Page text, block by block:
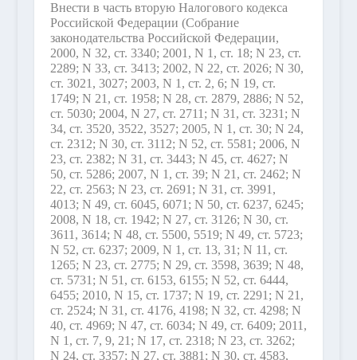
Внести в часть вторую Налогового кодекса
Российской Федерации (Собрание
законодательства Российской Федерации,
2000, N 32, ст. 3340; 2001, N 1, ст. 18; N 23, ст.
2289; N 33, ст. 3413; 2002, N 22, ст. 2026; N 30,
ст. 3021, 3027; 2003, N 1, ст. 2, 6; N 19, ст.
1749; N 21, ст. 1958; N 28, ст. 2879, 2886; N 52,
ст. 5030; 2004, N 27, ст. 2711; N 31, ст. 3231; N
34, ст. 3520, 3522, 3527; 2005, N 1, ст. 30; N 24,
ст. 2312; N 30, ст. 3112; N 52, ст. 5581; 2006, N
23, ст. 2382; N 31, ст. 3443; N 45, ст. 4627; N
50, ст. 5286; 2007, N 1, ст. 39; N 21, ст. 2462; N
22, ст. 2563; N 23, ст. 2691; N 31, ст. 3991,
4013; N 49, ст. 6045, 6071; N 50, ст. 6237, 6245;
2008, N 18, ст. 1942; N 27, ст. 3126; N 30, ст.
3611, 3614; N 48, ст. 5500, 5519; N 49, ст. 5723;
N 52, ст. 6237; 2009, N 1, ст. 13, 31; N 11, ст.
1265; N 23, ст. 2775; N 29, ст. 3598, 3639; N 48,
ст. 5731; N 51, ст. 6153, 6155; N 52, ст. 6444,
6455; 2010, N 15, ст. 1737; N 19, ст. 2291; N 21,
ст. 2524; N 31, ст. 4176, 4198; N 32, ст. 4298; N
40, ст. 4969; N 47, ст. 6034; N 49, ст. 6409; 2011,
N 1, ст. 7, 9, 21; N 17, ст. 2318; N 23, ст. 3262;
N 24, ст. 3357; N 27, ст. 3881; N 30, ст. 4583,